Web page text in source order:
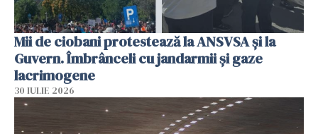
Mii de ciobani protestează la ANSVSA și la
Guvern. Îmbrânceli cu jandarmii și gaze
lacrimogene
30 IULIE 2026